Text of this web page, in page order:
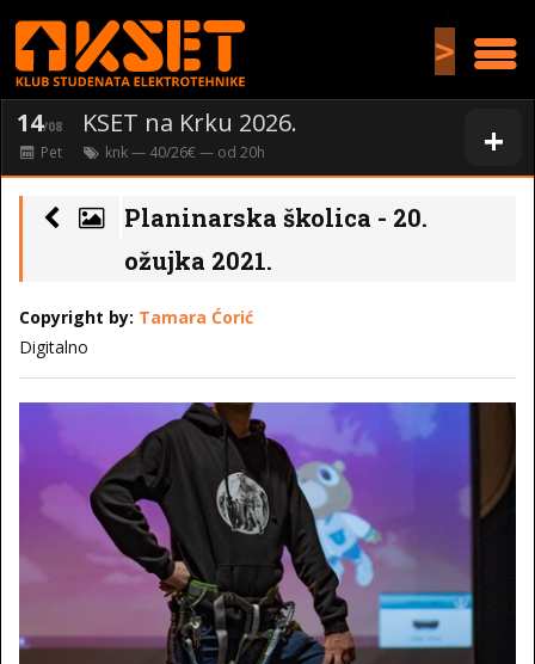
>
+
14/08 KSET na Krku 2026.
Pet knk— 40/26€ — od 20h
Planinarska školica - 20.
ožujka 2021.
Copyright by: Tamara Ćorić
Digitalno